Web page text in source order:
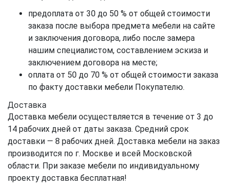
предоплата от 30 до 50 % от общей стоимости
заказа после выбора предмета мебели на сайте
и заключения договора, либо после замера
нашим специалистом, составлением эскиза и
заключением договора на месте;
оплата от 50 до 70 % от общей стоимости заказа
по факту доставки мебели Покупателю.
Доставка
Доставка мебели осуществляется в течение от 3 до
14 рабочих дней от даты заказа. Средний срок
доставки — 8 рабочих дней. Доставка мебели на заказ
производится по г. Москве и всей Московской
области. При заказе мебели по индивидуальному
проекту доставка бесплатная!